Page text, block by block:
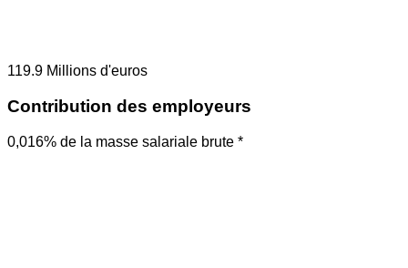
119.9 Millions d'euros
Contribution des employeurs
0,016% de la masse salariale brute *